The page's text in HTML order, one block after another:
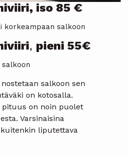
iso 85 €
korkeampaan salkoon
, pieni 55€
salkoon
salkoon sen
on kotosalla.
pituus on noin puolet
Varsinaisina
liputettava